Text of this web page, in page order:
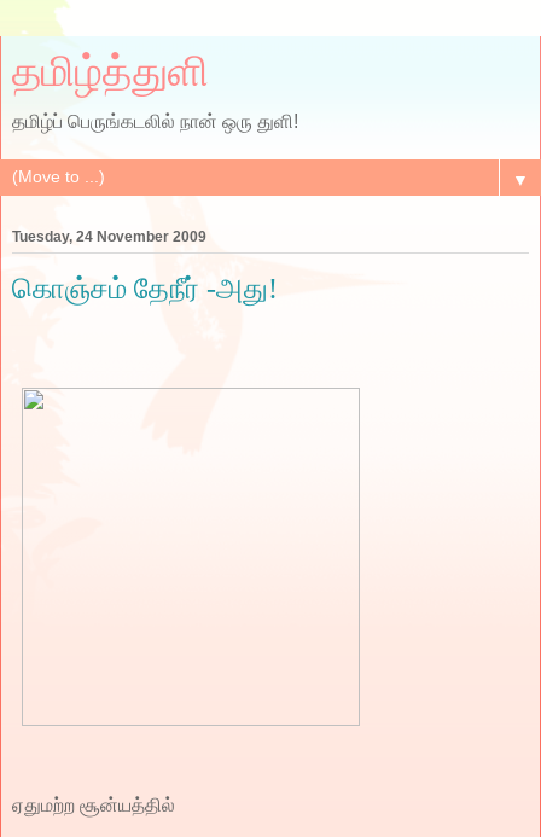
தமிழ்த்துளி
தமிழ்ப் பெருங்கடலில் நான் ஒரு துளி!
▼
Tuesday, 24 November 2009
கொஞ்சம் தேநீர் -அது!
ஏதுமற்ற சூன்யத்தில்